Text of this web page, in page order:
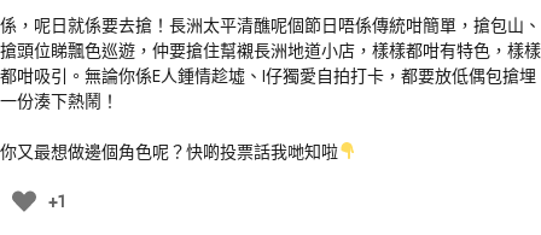
係，呢日就係要去搶！長洲太平清醮呢個節日唔係傳統咁簡單，搶包山、
搶頭位睇飄色巡遊，仲要搶住幫襯長洲地道小店，樣樣都咁有特色，樣樣
都咁吸引。無論你係E人鍾情趁墟、I仔獨愛自拍打卡，都要放低偶包搶埋
一份湊下熱鬧！
你又最想做邊個角色呢？快啲投票話我哋知啦
+1